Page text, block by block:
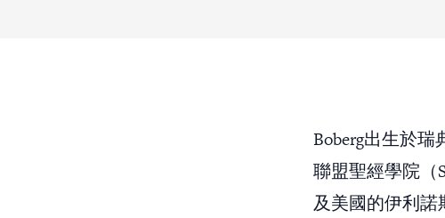
Boberg出生於瑞
聯盟聖經學院（
及美國的伊利諾